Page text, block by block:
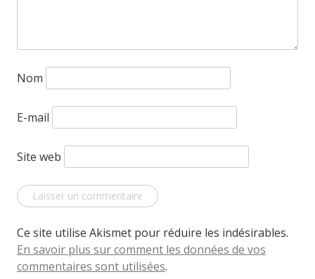
Nom
E-mail
Site web
Ce site utilise Akismet pour réduire les indésirables.
En savoir plus sur comment les données de vos
commentaires sont utilisées.